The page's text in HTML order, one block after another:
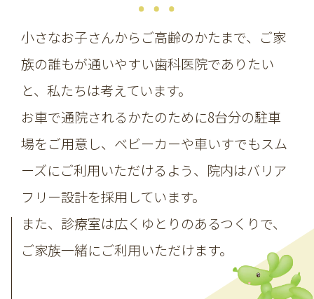
小さなお子さんからご高齢のかたまで、ご家
族の誰もが通いやすい歯科医院でありたい
と、私たちは考えています。
お車で通院されるかたのために8台分の駐車
場をご用意し、ベビーカーや車いすでもスム
ーズにご利用いただけるよう、院内はバリア
フリー設計を採用しています。
また、診療室は広くゆとりのあるつくりで、
ご家族一緒にご利用いただけます。